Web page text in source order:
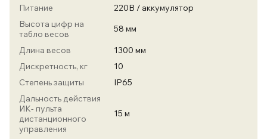
Питание
220В / аккумулятор
Высота цифр на
табло весов
58 мм
Длина весов
1300 мм
Дискретность, кг
10
Степень защиты
IP65
Дальность действия
ИК- пульта
дистанционного
управления
15 м